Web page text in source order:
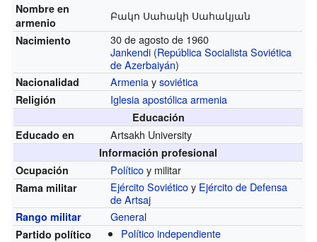
Nombre en
armenio
Բակո Սահակի Սահակյան
Nacimiento
30 de agosto de 1960
Jankendi (República Socialista Soviética
de Azerbaiyán)
Nacionalidad Armeniaysoviética
Religión Iglesia apostólica armenia
Educación
Educado en
Artsakh University
Información profesional
Ocupación
Políticoy militar
Rama militar Ejército Soviéticoy Ejército de Defensa
de Artsaj
Rango militar General
Partido político
Político independiente